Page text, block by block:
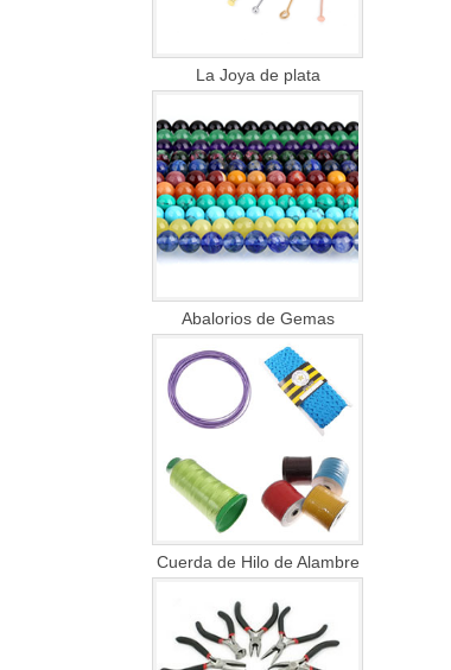
La Joya de plata
Abalorios de Gemas
Cuerda de Hilo de Alambre